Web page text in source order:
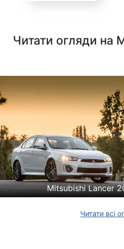
Читати огляди на
Mitsubishi Lancer
Читати всі